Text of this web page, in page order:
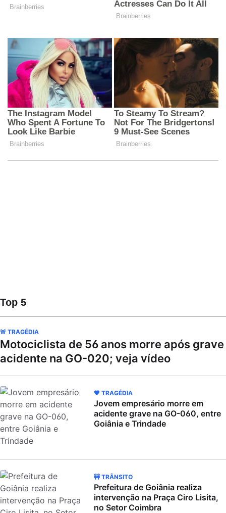
Top 5
🚨 TRAGÉDIA
Motociclista de 56 anos morre após grave
acidente na GO-020; veja vídeo
🖤 TRAGÉDIA
Jovem empresário morre em
acidente grave na GO-060, entre
Goiânia e Trindade
🚧 TRÂNSITO
Prefeitura de Goiânia realiza
intervenção na Praça Ciro Lisita,
no Setor Coimbra